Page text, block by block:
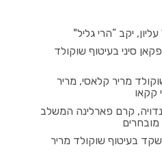
יקב ”הרי גליל"
סיני בעיטוף שוקולד
מריר קלאסי, מריר
קרם פארלינה המשלב
מובחרים
בעיטוף שוקולד מריר